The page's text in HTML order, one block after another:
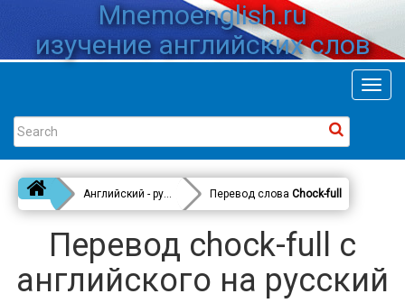
Mnemoenglish.ru
изучение английских слов
Английский - русский Перевод слова Chock-full
Перевод chock-full с
английского на русский